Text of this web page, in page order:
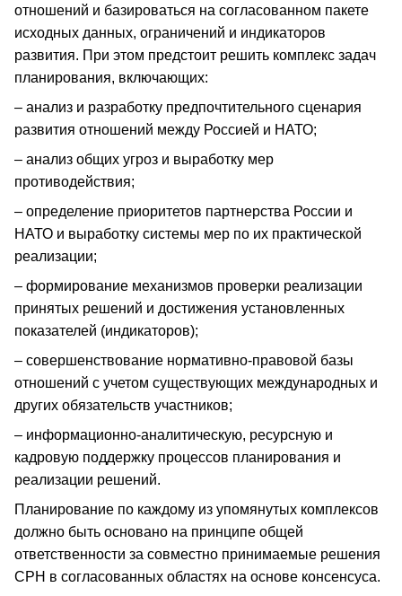
отношений и базироваться на согласованном пакете
исходных данных, ограничений и индикаторов
развития. При этом предстоит решить комплекс задач
планирования, включающих:
– анализ и разработку предпочтительного сценария
развития отношений между Россией и НАТО;
– анализ общих угроз и выработку мер
противодействия;
– определение приоритетов партнерства России и
НАТО и выработку системы мер по их практической
реализации;
– формирование механизмов проверки реализации
принятых решений и достижения установленных
показателей (индикаторов);
– совершенствование нормативно-правовой базы
отношений с учетом существующих международных и
других обязательств участников;
– информационно-аналитическую, ресурсную и
кадровую поддержку процессов планирования и
реализации решений.
Планирование по каждому из упомянутых комплексов
должно быть основано на принципе общей
ответственности за совместно принимаемые решения
СРН в согласованных областях на основе консенсуса.